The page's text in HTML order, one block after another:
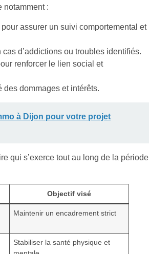
notamment :
assurer un suivi comportemental et
d’addictions ou troubles identifiés.
renforcer le lien social et
dommages et intérêts.
à Dijon pour votre projet
qui s’exerce tout au long de la période
Objectif visé
Maintenir un encadrement strict
Stabiliser la santé physique et